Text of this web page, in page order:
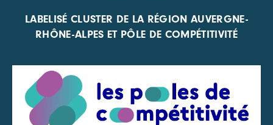
LABELISÉ CLUSTER DE LA RÉGION AUVERGNE-
RHÔNE-ALPES ET PÔLE DE COMPÉTITIVITÉ